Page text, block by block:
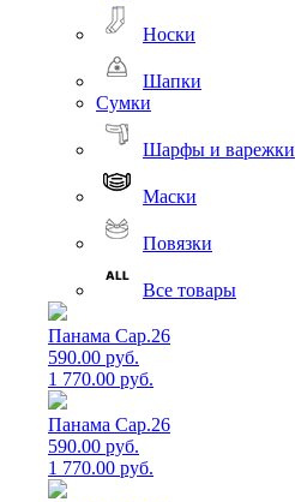
Носки
Шапки
Сумки
Шарфы и варежки
Маски
Повязки
Все товары
Панама Cap.26
590.00 руб.
1 770.00 руб.
Панама Cap.26
590.00 руб.
1 770.00 руб.